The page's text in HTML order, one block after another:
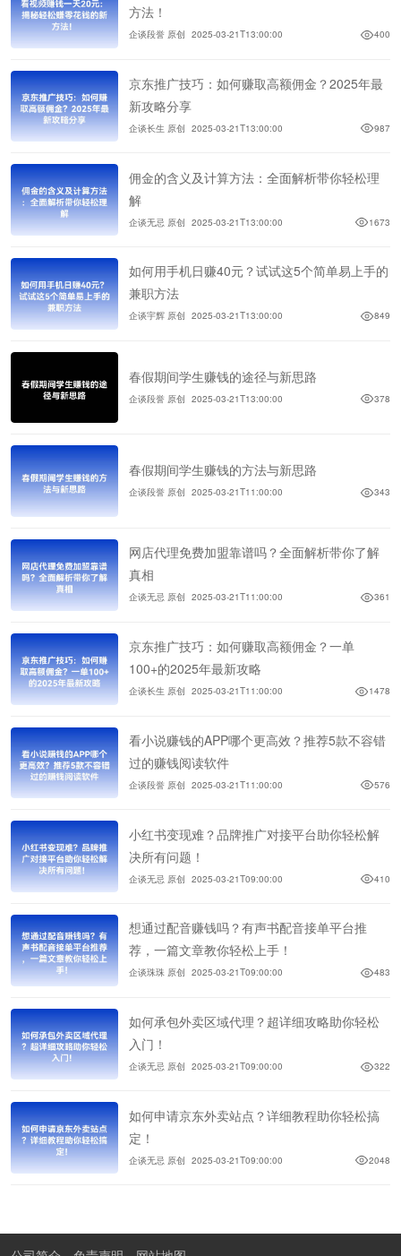
方法！
企谈段誉 原创 2025-03-21T13:00:00 400
京东推广技巧：如何赚取高额佣金？2025年最
新攻略分享
企谈长生 原创 2025-03-21T13:00:00 987
佣金的含义及计算方法：全面解析带你轻松理
解
企谈无忌 原创 2025-03-21T13:00:00 1673
如何用手机日赚40元？试试这5个简单易上手的
兼职方法
企谈宇辉 原创 2025-03-21T13:00:00 849
春假期间学生赚钱的途径与新思路
企谈段誉 原创 2025-03-21T13:00:00 378
春假期间学生赚钱的方法与新思路
企谈段誉 原创 2025-03-21T11:00:00 343
网店代理免费加盟靠谱吗？全面解析带你了解
真相
企谈无忌 原创 2025-03-21T11:00:00 361
京东推广技巧：如何赚取高额佣金？一单
100+的2025年最新攻略
企谈长生 原创 2025-03-21T11:00:00 1478
看小说赚钱的APP哪个更高效？推荐5款不容错
过的赚钱阅读软件
企谈段誉 原创 2025-03-21T11:00:00 576
小红书变现难？品牌推广对接平台助你轻松解
决所有问题！
企谈无忌 原创 2025-03-21T09:00:00 410
想通过配音赚钱吗？有声书配音接单平台推
荐，一篇文章教你轻松上手！
企谈珠珠 原创 2025-03-21T09:00:00 483
如何承包外卖区域代理？超详细攻略助你轻松
入门！
企谈无忌 原创 2025-03-21T09:00:00 322
如何申请京东外卖站点？详细教程助你轻松搞
定！
企谈无忌 原创 2025-03-21T09:00:00 2048